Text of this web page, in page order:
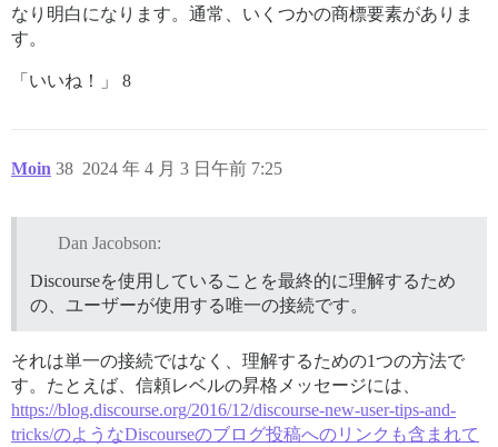
なり明白になります。通常、いくつかの商標要素がありま
す。
「いいね！」 8
Moin 2024 年 4 月 3 日午前 7:25
38
Dan Jacobson:
Discourseを使用していることを最終的に理解するため
の、ユーザーが使用する唯一の接続です。
それは単一の接続ではなく、理解するための1つの方法で
す。たとえば、信頼レベルの昇格メッセージには、
https://blog.discourse.org/2016/12/discourse-new-user-tips-and-
tricks/のようなDiscourseのブログ投稿へのリンクも含まれて